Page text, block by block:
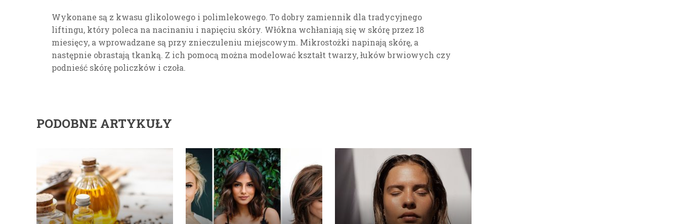
Wykonane są z kwasu glikolowego i polimlekowego. To dobry zamiennik dla tradycyjnego
liftingu, który poleca na nacinaniu i napięciu skóry. Włókna wchłaniają się w skórę przez 18
miesięcy, a wprowadzane są przy znieczuleniu miejscowym. Mikrostożki napinają skórę, a
następnie obrastają tkanką. Z ich pomocą można modelować kształt twarzy, łuków brwiowych czy
podnieść skórę policzków i czoła.
PODOBNE ARTYKUŁY